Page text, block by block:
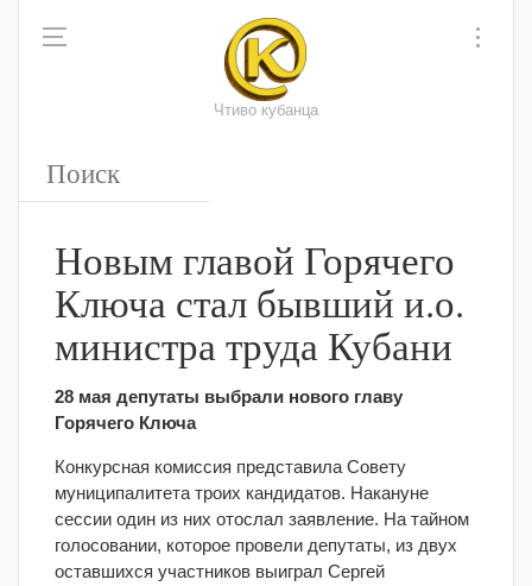
Чтиво кубанца
Новым главой Горячего
Ключа стал бывший и.о.
министра труда Кубани
28 мая депутаты выбрали нового главу
Горячего Ключа
Конкурсная комиссия представила Совету
муниципалитета троих кандидатов. Накануне
сессии один из них отослал заявление. На тайном
голосовании, которое провели депутаты, из двух
оставшихся участников выиграл Сергей